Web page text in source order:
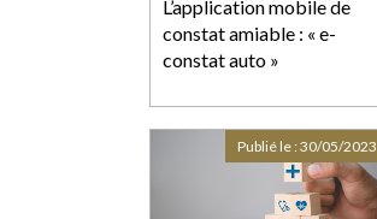
L’application mobile de
constat amiable : « e-
constat auto »
Publié le :30/05/2023